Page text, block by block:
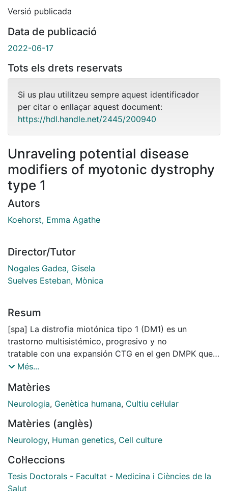
Versió publicada
Data de publicació
2022-06-17
Tots els drets reservats
Si us plau utilitzeu sempre aquest identificador
per citar o enllaçar aquest document:
https://hdl.handle.net/2445/200940
Unraveling potential disease
modifiers of myotonic dystrophy
type 1
Autors
Koehorst, Emma Agathe
Director/Tutor
Nogales Gadea, Gisela
Suelves Esteban, Mònica
Resum
[spa] La distrofia miotónica tipo 1 (DM1) es un
trastorno multisistémico, progresivo y no
tratable con una expansión CTG en el gen DMPK que
es la base de la patología. La
puede explicarse únicamente por
dicha expansión y la identificación de otros
para comprender la patología completa de la DM1. Por
lo tanto, el objetivo principal de
posibles modificadores de la
enfermedad y estudiar su relación con el fenotipo
clínico de la DM1. Concretamente, la
Més...
Matèries
Neurologia, Genètica humana, Cultiu cel·lular
Matèries (anglès)
Neurology, Human genetics, Cell culture
Col·leccions
Tesis Doctorals - Facultat - Medicina i Ciències de la
Salut